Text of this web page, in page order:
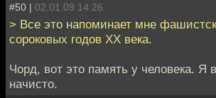
#50 | 02.01.09 14:26
> Все это напоминает мне
сороковых годов XX века.
Чорд, вот это память у человека. Я
начисто.